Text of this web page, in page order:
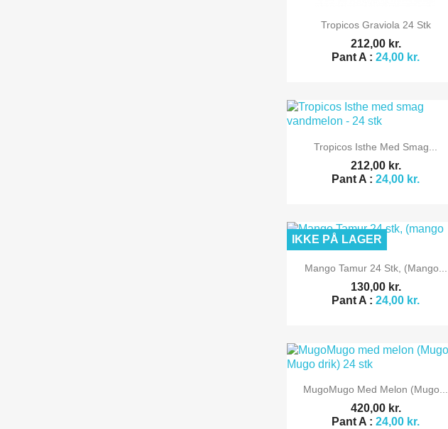
 Vis her
Tropicos Graviola 24 Stk
212,00 kr.
Pant A :24,00 kr.
 Vis her
Tropicos Isthe Med Smag...
212,00 kr.
Pant A :24,00 kr.
 Vis her
Mango Tamur 24 Stk, (mango...
130,00 kr.
Pant A :24,00 kr.
IKKE PÅ LAGER
 Vis her
MugoMugo Med Melon (Mugo...
420,00 kr.
Pant A :24,00 kr.